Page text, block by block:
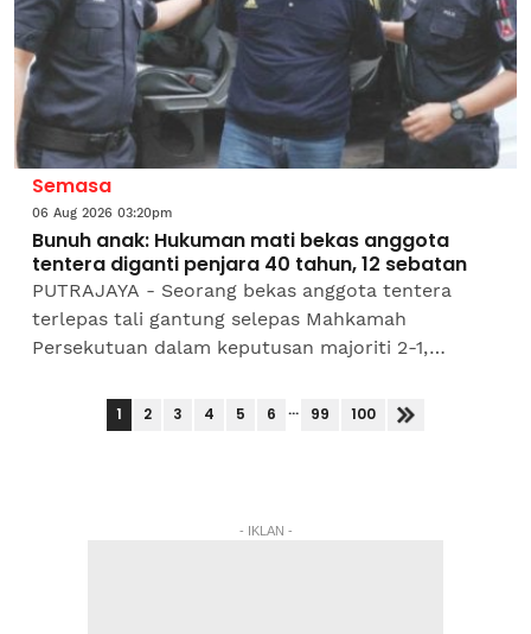
Semasa
06 Aug 2026 03:20pm
Bunuh anak: Hukuman mati bekas anggota
tentera diganti penjara 40 tahun, 12 sebatan
PUTRAJAYA - Seorang bekas anggota tentera
terlepas tali gantung selepas Mahkamah
Persekutuan dalam keputusan majoriti 2-1,
tahun dan 12 sebatan kerana membunuh...
1 2 3 4 5 6 ... 99 100
- IKLAN -